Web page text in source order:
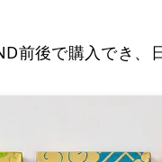
前後で購入でき、